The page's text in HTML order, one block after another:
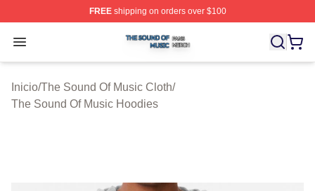
FREEshipping on orders over $100
Open menu
The Sound Of Music Shop ⚡️ Officially Licensed The
Inicio/The Sound Of Music Cloth/
The Sound Of Music Hoodies